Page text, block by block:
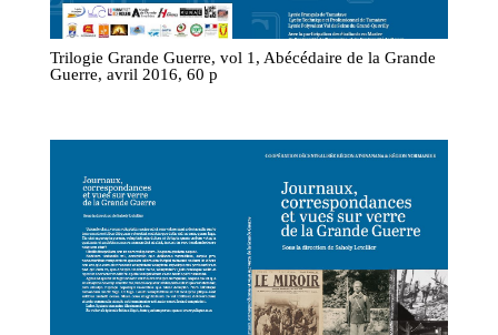
Trilogie Grande Guerre, vol 1, Abécédaire de la Grande
Guerre, avril 2016, 60 p